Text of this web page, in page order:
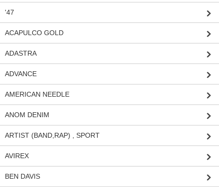
'47
ACAPULCO GOLD
ADASTRA
ADVANCE
AMERICAN NEEDLE
ANOM DENIM
ARTIST (BAND,RAP) , SPORT
AVIREX
BEN DAVIS